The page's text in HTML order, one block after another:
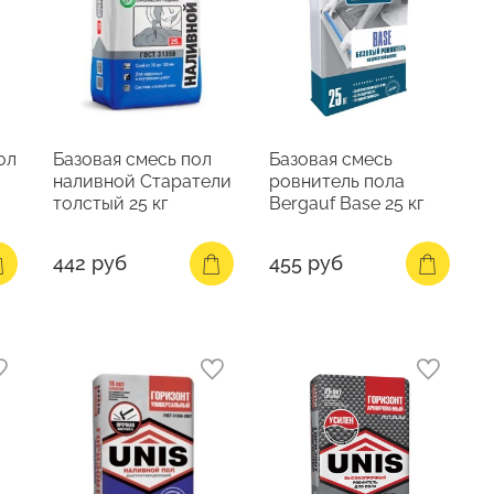
Базовая смесь пол
наливной Старатели
толстый 25 кг
442 руб
Базовая смесь
ровнитель пола
Bergauf Base 25 кг
455 руб